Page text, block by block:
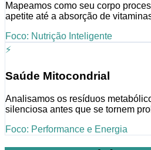
Mapeamos como seu corpo
apetite até a absorção de
Foco: Nutrição Inteligente
⚡
Saúde Mitocondrial
Analisamos os resíduos
silenciosa antes que se tornem
Foco: Performance e Energia